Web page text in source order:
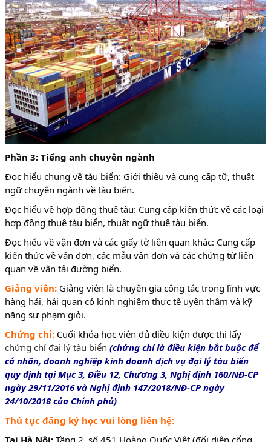
Phần 3: Tiếng anh chuyên ngành
Đọc hiểu chung về tàu biển: Giới thiệu và cung cấp tữ, thuật
ngữ chuyên ngành về tàu biển.
Đọc hiểu về hợp đồng thuê tàu: Cung cấp kiến thức về các loại
hợp đồng thuê tàu biển, thuật ngữ thuê tàu biển.
Đọc hiểu về vận đơn và các giấy tờ liên quan khác: Cung cấp
kiến thức về vận đơn, các mẫu vận đơn và các chứng từ liên
quan về vận tải đường biển.
Giảng viên: Giảng viên là chuyên gia công tác trong lĩnh vực
hàng hải, hải quan có kinh nghiệm thực tế uyên thâm và kỹ
năng sư phạm giỏi.
Chứng chỉ: Cuối khóa học viên đủ điều kiện được thi lấy
chứng chỉ đại lý tàu biển (chứng chỉ là điều kiện bắt buộc để
cá nhân, doanh nghiệp kinh doanh dịch vụ đại lý tàu biển
quy định tại Mục 3, Điều 12, Chương 3, Nghị định 160/NĐ-CP
ngày 29/11/2016 và Nghị định 147/2018/NĐ-CP ngày
24/10/2018 của Chính phủ)
Thủ tục đăng ký học vui lòng liên hệ:
Tại Hà Nội: Tầng 2, số 451 Hoàng Quốc Việt (đối diện cổng